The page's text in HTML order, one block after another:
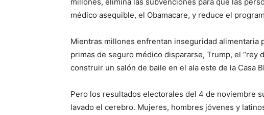
médico asequible, el Obamacare, y reduce el
Mientras millones enfrentan inseguridad
primas de seguro médico dispararse, Trump, el “rey
construir un salón de baile en el ala este de la Casa
Pero los resultados electorales del 4 de noviembre
lavado el cerebro. Mujeres, hombres jóvenes y